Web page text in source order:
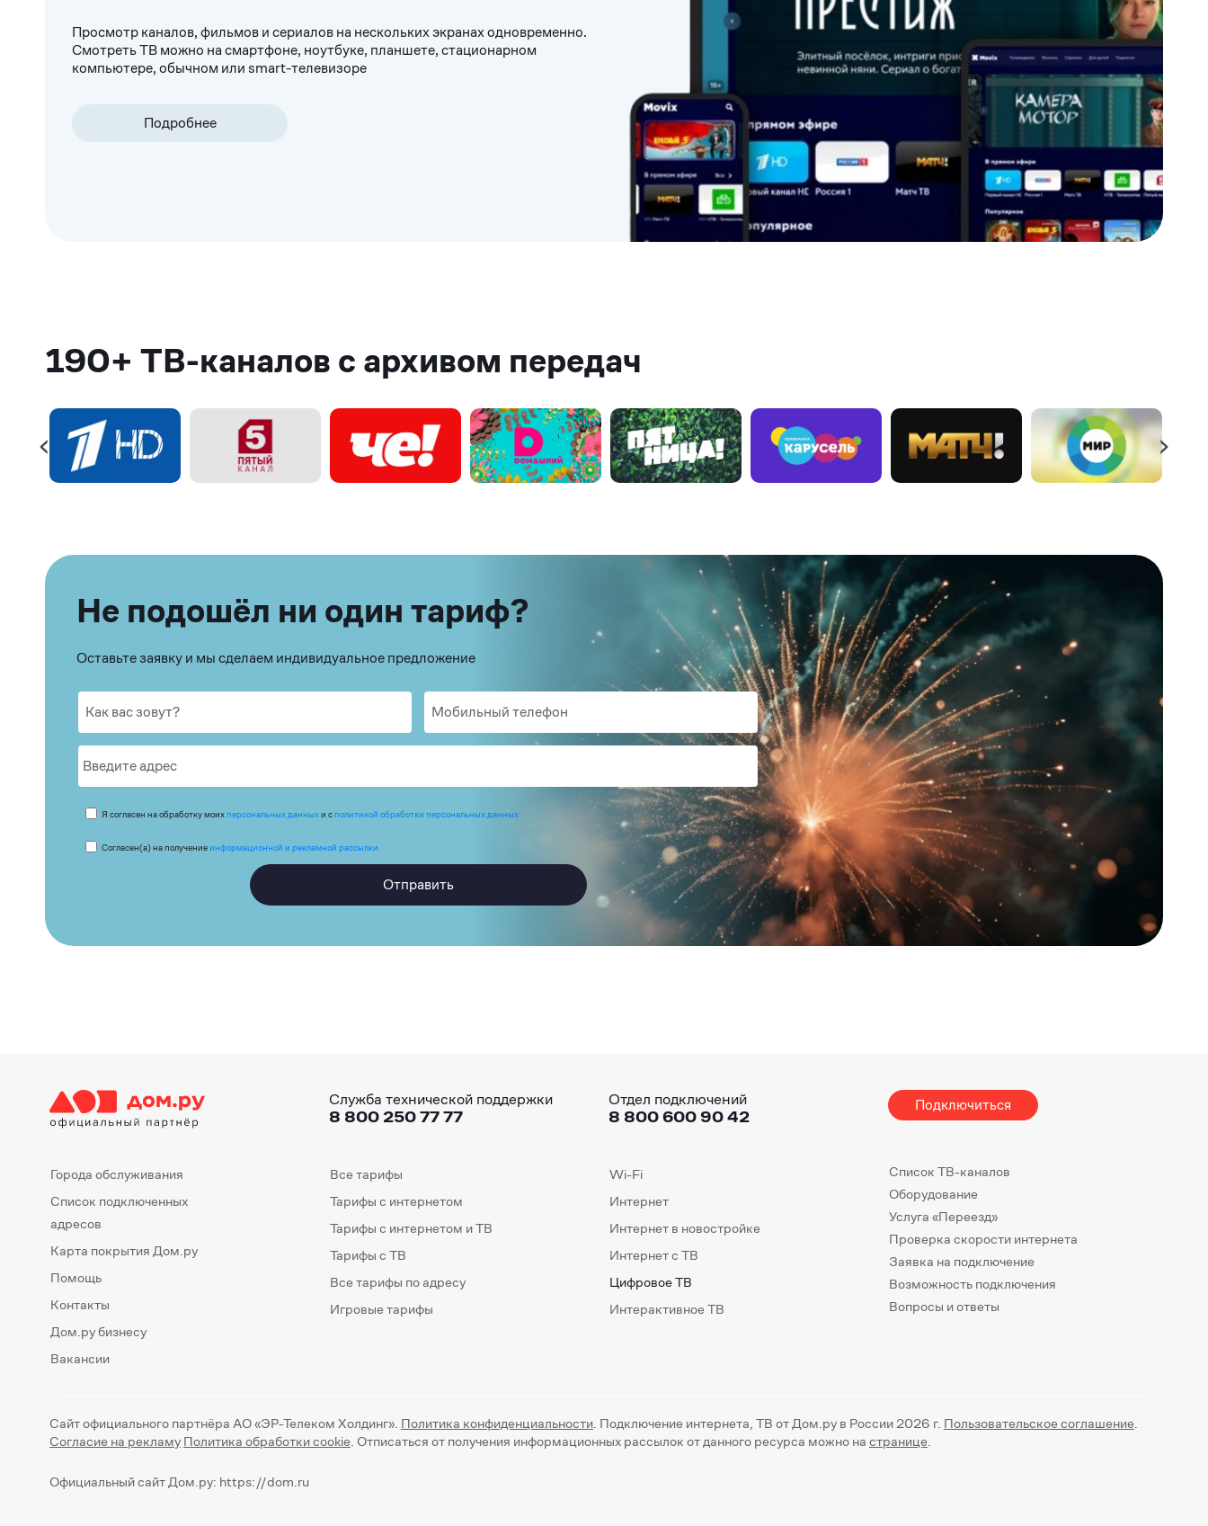
Просмотр каналов, фильмов и сериалов на нескольких экранах одновременно.
Смотреть ТВ можно на смартфоне, ноутбуке, планшете, стационарном
компьютере, обычном или smart-телевизоре
Подробнее
190+ ТВ-каналов с архивом передач
Не подошёл ни один тариф?
Оставьте заявку и мы сделаем индивидуальное предложение
Я согласен на обработку моихперсональных данныхи сполитикой обработки персональных данных
Согласен(а) на получениеинформационной и рекламной рассылки
Отправить
Служба технической поддержки
8 800 250 77 77
Отдел подключений
8 800 600 90 42
Подключиться
Города обслуживания
Список подключенных
адресов
Карта покрытия Дом.ру
Помощь
Контакты
Дом.ру бизнесу
Вакансии
Все тарифы
Тарифы с интернетом
Тарифы с интернетом и ТВ
Тарифы с ТВ
Все тарифы по адресу
Игровые тарифы
Wi-Fi
Интернет
Интернет в новостройке
Интернет с ТВ
Цифровое ТВ
Интерактивное ТВ
Список ТВ-каналов
Оборудование
Услуга «Переезд»
Проверка скорости интернета
Заявка на подключение
Возможность подключения
Вопросы и ответы
Сайт официального партнёра АО «ЭР-Телеком Холдинг». Политика конфиденциальности . Подключение интернета, ТВ от Дом.ру в России 2026 г. Пользовательское соглашение
Согласие на рекламу Политика обработки cookie . Отписаться от получения информационных рассылок от данного ресурса можно на странице
Официальный сайт Дом.ру: https://dom.ru